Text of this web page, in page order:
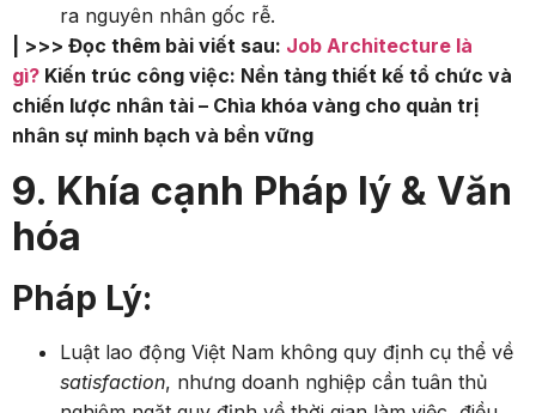
ra nguyên nhân gốc rễ.
| >>> Đọc thêm bài viết sau: Job Architecture là
gì? Kiến trúc công việc: Nền tảng thiết kế tổ chức và
chiến lược nhân tài – Chìa khóa vàng cho quản trị
nhân sự minh bạch và bền vững
9. Khía cạnh Pháp lý & Văn
hóa
Pháp Lý:
Luật lao động Việt Nam không quy định cụ thể về
satisfaction, nhưng doanh nghiệp cần tuân thủ